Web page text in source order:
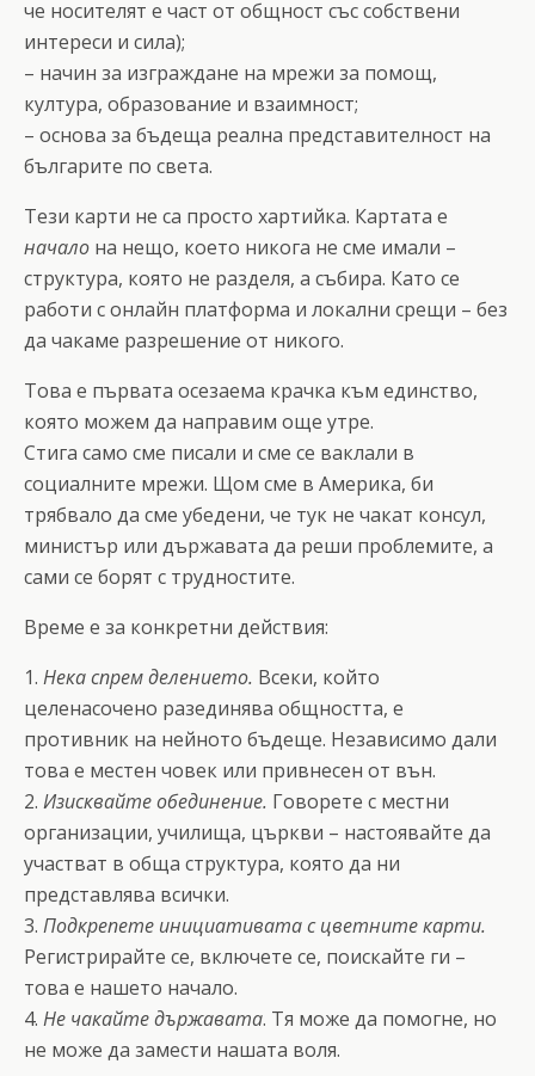
че носителят е част от общност със собствени
интереси и сила);
– начин за изграждане на мрежи за помощ,
култура, образование и взаимност;
– основа за бъдеща реална представителност на
българите по света.
Тези карти не са просто хартийка. Картата е
начало на нещо, което никога не сме имали –
структура, която не разделя, а събира. Като се
работи с онлайн платформа и локални срещи – без
да чакаме разрешение от никого.
Това е първата осезаема крачка към единство,
която можем да направим още утре.
Стига само сме писали и сме се ваклали в
социалните мрежи. Щом сме в Америка, би
трябвало да сме убедени, че тук не чакат консул,
министър или държавата да реши проблемите, а
сами се борят с трудностите.
Време е за конкретни действия:
1. Нека спрем делението. Всеки, който
целенасочено разединява общността, е
противник на нейното бъдеще. Независимо дали
това е местен човек или привнесен от вън.
2. Изисквайте обединение. Говорете с местни
организации, училища, църкви – настоявайте да
участват в обща структура, която да ни
представлява всички.
3. Подкрепете инициативата с цветните карти.
Регистрирайте се, включете се, поискайте ги –
това е нашето начало.
4. Не чакайте държавата. Тя може да помогне, но
не може да замести нашата воля.